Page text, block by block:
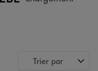
Trier par